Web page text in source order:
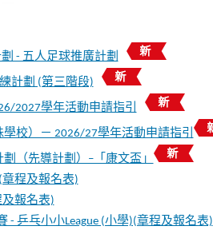
- 五人足球推廣計劃
計劃 (第三階段)
2027學年活動申請指引
校）－ 2026/27學年活動申請指引
（先導計劃）–「康文盃」
程及報名表)
報名表)
- 乒乓小小League (小學)(章程及報名表)